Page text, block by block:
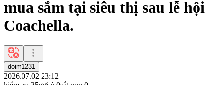
mua sắm tại siêu thị sau lễ hội
Coachella.
doim1231
2026.07.02 23:12